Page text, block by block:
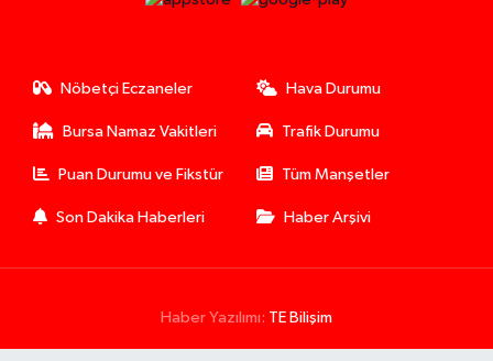
Nöbetçi Eczaneler Hava Durumu
Bursa Namaz Vakitleri Trafik Durumu
Puan Durumu ve Fikstür Tüm Manşetler
Son Dakika Haberleri Haber Arşivi
Haber Yazılımı: TE Bilişim